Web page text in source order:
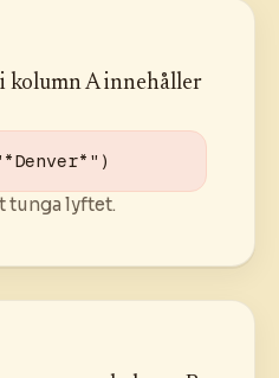
kolumn A innehåller
tunga lyftet.